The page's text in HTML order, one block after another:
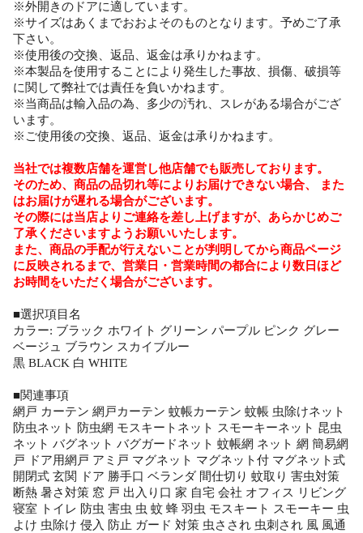
※外開きのドアに適しています。
※サイズはあくまでおおよそのものとなります。予めご了承
下さい。
※使用後の交換、返品、返金は承りかねます。
※本製品を使用することにより発生した事故、損傷、破損等
に関して弊社では責任を負いかねます。
※当商品は輸入品の為、多少の汚れ、スレがある場合がござ
います。
※ご使用後の交換、返品、返金は承りかねます。
当社では複数店舗を運営し他店舗でも販売しております。
そのため、商品の品切れ等によりお届けできない場合、 また
はお届けが遅れる場合がございます。
その際には当店よりご連絡を差し上げますが、あらかじめご
了承くださいますようお願いいたします。
また、商品の手配が行えないことが判明してから商品ページ
に反映されるまで、営業日・営業時間の都合により数日ほど
お時間をいただく場合がございます。
■選択項目名
カラー: ブラック ホワイト グリーン パープル ピンク グレー
ベージュ ブラウン スカイブルー
黒 BLACK 白 WHITE
■関連事項
網戸 カーテン 網戸カーテン 蚊帳カーテン 蚊帳 虫除けネット
防虫ネット 防虫網 モスキートネット スモーキーネット 昆虫
ネット バグネット バグガードネット 蚊帳網 ネット 網 簡易網
戸 ドア用網戸 アミ戸 マグネット マグネット付 マグネット式
開閉式 玄関 ドア 勝手口 ベランダ 間仕切り 蚊取り 害虫対策
断熱 暑さ対策 窓 戸 出入り口 家 自宅 会社 オフィス リビング
寝室 トイレ 防虫 害虫 虫 蚊 蜂 羽虫 モスキート スモーキー 虫
よけ 虫除け 侵入 防止 ガード 対策 虫さされ 虫刺され 風 風通